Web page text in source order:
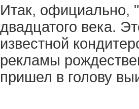
Итак, официально,
двадцатого века.
известной
рекламы
пришел в голову